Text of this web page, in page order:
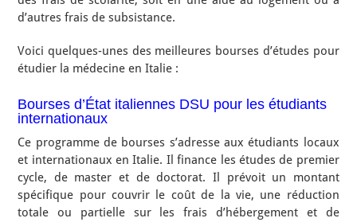
d’autres frais de subsistance.
Voici quelques-unes des meilleures bourses d’études pour
étudier la médecine en Italie :
Bourses d’État italiennes DSU pour les étudiants
internationaux
Ce programme de bourses s’adresse aux étudiants locaux
et internationaux en Italie. Il finance les études de premier
cycle, de master et de doctorat. Il prévoit un montant
spécifique pour couvrir le coût de la vie, une réduction
totale ou partielle sur les frais d’hébergement et de